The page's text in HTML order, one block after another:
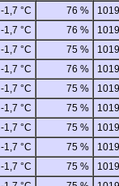
-1,7 °C 76 %
-1,7 °C 76 %
-1,7 °C 75 %
-1,7 °C 76 %
-1,7 °C 75 %
-1,7 °C 75 %
-1,7 °C 75 %
-1,7 °C 75 %
-1,7 °C 75 %